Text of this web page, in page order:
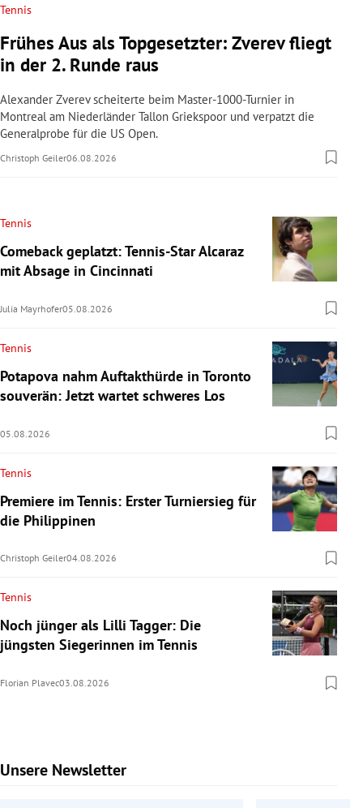
Tennis
Frühes Aus als Topgesetzter: Zverev fliegt
in der 2. Runde raus
Alexander Zverev scheiterte beim Master-1000-Turnier in
Montreal am Niederländer Tallon Griekspoor und verpatzt die
Generalprobe für die US Open.
Christoph Geiler06.08.2026
Tennis
Comeback geplatzt: Tennis-Star Alcaraz
mit Absage in Cincinnati
Julia Mayrhofer05.08.2026
Tennis
Potapova nahm Auftakthürde in Toronto
souverän: Jetzt wartet schweres Los
05.08.2026
Tennis
Premiere im Tennis: Erster Turniersieg für
die Philippinen
Christoph Geiler04.08.2026
Tennis
Noch jünger als Lilli Tagger: Die
jüngsten Siegerinnen im Tennis
Florian Plavec03.08.2026
Unsere Newsletter
Slide 1 von 9